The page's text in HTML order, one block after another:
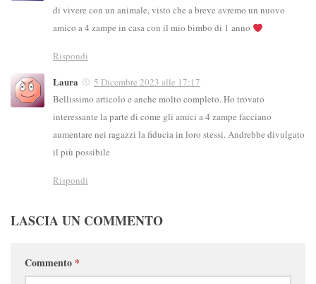
di vivere con un animale, visto che a breve avremo un nuovo
amico a 4 zampe in casa con il mio bimbo di 1 anno
Rispondi
Laura
5 Dicembre 2023 alle 17:17
Bellissimo articolo e anche molto completo. Ho trovato
interessante la parte di come gli amici a 4 zampe facciano
aumentare nei ragazzi la fiducia in loro stessi. Andrebbe divulgato
il più possibile
Rispondi
LASCIA UN COMMENTO
Commento *